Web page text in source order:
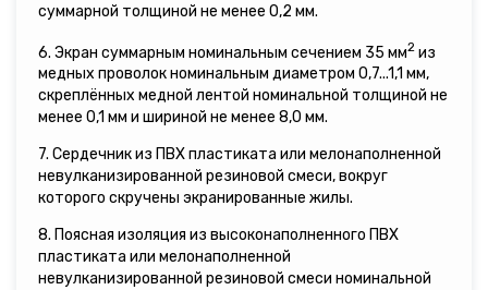
суммарной толщиной не менее 0,2 мм.
6. Экран суммарным номинальным сечением 35 мм2 из
медных проволок номинальным диаметром 0,7...1,1 мм,
скреплённых медной лентой номинальной толщиной не
менее 0,1 мм и шириной не менее 8,0 мм.
7. Сердечник из ПВХ пластиката или мелонаполненной
невулканизированной резиновой смеси, вокруг
которого скручены экранированные жилы.
8. Поясная изоляция из высоконаполненного ПВХ
пластиката или мелонаполненной
невулканизированной резиновой смеси номинальной